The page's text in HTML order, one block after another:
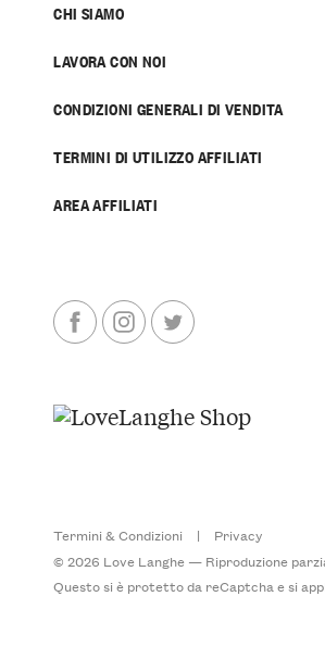
CHI SIAMO
LAVORA CON NOI
CONDIZIONI GENERALI DI VENDITA
TERMINI DI UTILIZZO AFFILIATI
AREA AFFILIATI
Termini & Condizioni |
Privacy
© 2026 Love Langhe — Riproduzione
Questo si è protetto da reCaptcha e si